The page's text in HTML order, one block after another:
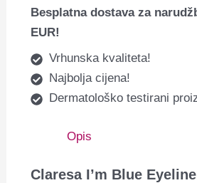
Besplatna dostava za
EUR!
Vrhunska kvaliteta!
Najbolja cijena!
Dermatološko testirani
Opis
Claresa I’m Blue